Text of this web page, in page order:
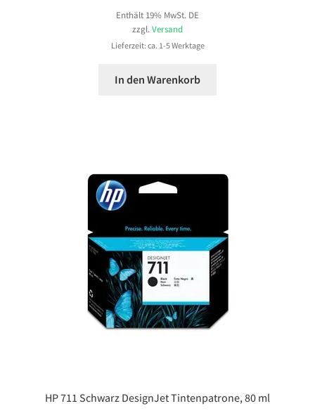
Enthält 19% MwSt. DE
zzgl. Versand
Lieferzeit: ca. 1-5 Werktage
In den Warenkorb
HP 711 Schwarz DesignJet Tintenpatrone, 80 ml